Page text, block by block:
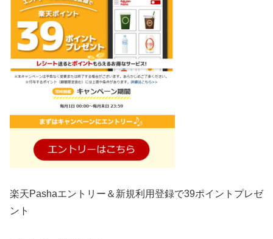
楽天Pashaエントリー＆新規利用登録で39ポイントプレゼ
ント